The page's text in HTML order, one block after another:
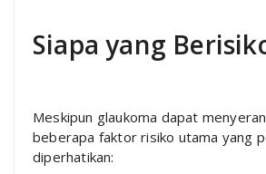
Siapa yang
Meskipun glaukoma dapat
beberapa faktor risiko utama yang
diperhatikan: